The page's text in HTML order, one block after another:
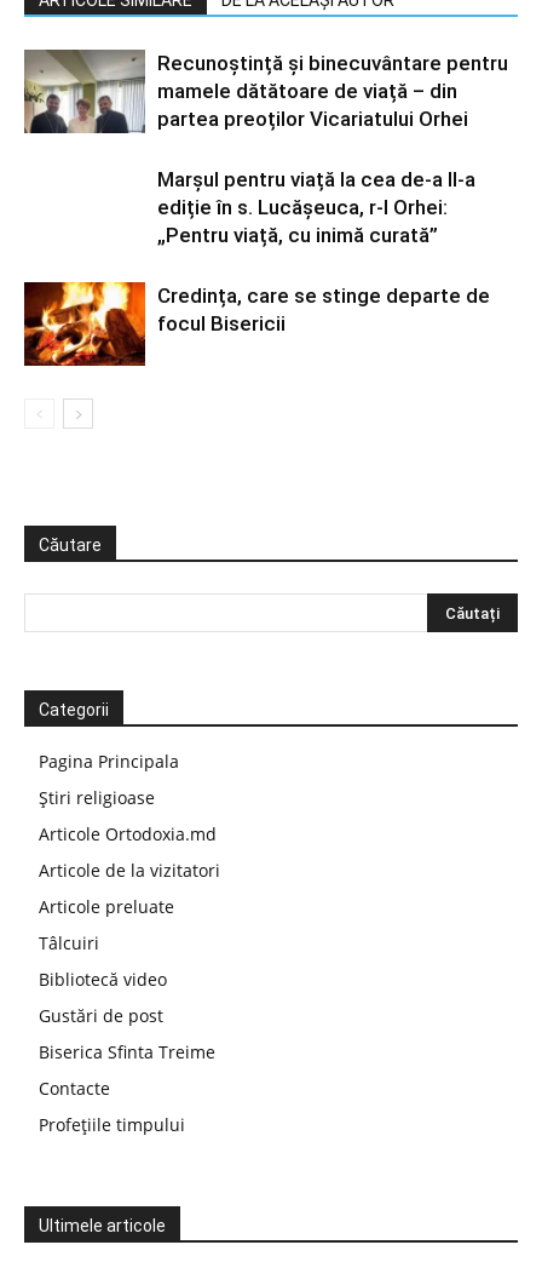
Recunoștință și binecuvântare pentru
mamele dătătoare de viață – din
partea preoților Vicariatului Orhei
Marșul pentru viață la cea de-a II-a
ediție în s. Lucășeuca, r-l Orhei:
„Pentru viață, cu inimă curată”
Credința, care se stinge departe de
focul Bisericii
Căutare
Categorii
Pagina Principala
Știri religioase
Articole Ortodoxia.md
Articole de la vizitatori
Articole preluate
Tâlcuiri
Bibliotecă video
Gustări de post
Biserica Sfinta Treime
Contacte
Profețiile timpului
Ultimele articole